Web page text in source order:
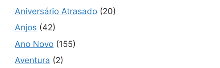
Aniversário Atrasado (20)
Anjos (42)
Ano Novo (155)
Aventura (2)